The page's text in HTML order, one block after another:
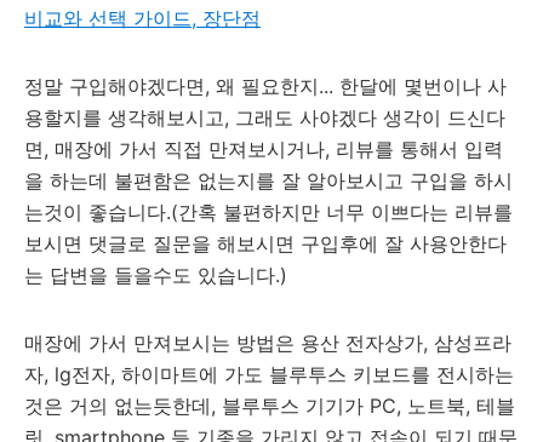
비교와 선택 가이드, 장단점
정말 구입해야겠다면, 왜 필요한지... 한달에 몇번이나 사
용할지를 생각해보시고, 그래도 사야겠다 생각이 드신다
면, 매장에 가서 직접 만져보시거나, 리뷰를 통해서 입력
을 하는데 불편함은 없는지를 잘 알아보시고 구입을 하시
는것이 좋습니다.(간혹 불편하지만 너무 이쁘다는 리뷰를
보시면 댓글로 질문을 해보시면 구입후에 잘 사용안한다
는 답변을 들을수도 있습니다.)
매장에 가서 만져보시는 방법은 용산 전자상가, 삼성프라
자, lg전자, 하이마트에 가도 블루투스 키보드를 전시하는
것은 거의 없는듯한데, 블루투스 기기가 PC, 노트북, 테블
릿, smartphone 등 기종을 가리지 않고 접속이 되기 때문